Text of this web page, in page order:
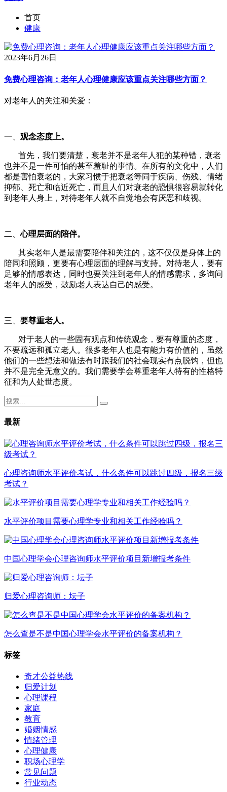
首页
健康
2023年6月26日
免费心理咨询：老年人心理健康应该重点关注哪些方面？
对老年人的关注和关爱：
一、 观念态度上。
首先，我们要清楚，衰老并不是老年人犯的某种错，衰老
也并不是一件可怕的甚至羞耻的事情。在所有的文化中，人们
都是害怕衰老的，大家习惯于把衰老等同于疾病、伤残、情绪
抑郁、死亡和临近死亡，而且人们对衰老的恐惧很容易就转化
到老年人身上，对待老年人就不自觉地会有厌恶和歧视。
二、心理层面的陪伴。
其实老年人是最需要陪伴和关注的，这不仅仅是身体上的
陪同和照顾，更要有心理层面的理解与支持。对待老人，要有
足够的情感表达，同时也要关注到老年人的情感需求，多询问
老年人的感受，鼓励老人表达自己的感受。
三、 要尊重老人。
对于老人的一些固有观点和传统观念，要有尊重的态度，
不要疏远和孤立老人。很多老年人也是有能力有价值的，虽然
他们的一些想法和做法有时跟我们的社会现实有点脱钩，但也
并不是完全无意义的。我们需要学会尊重老年人特有的性格特
征和为人处世态度。
最新
心理咨询师水平评价考试，什么条件可以跳过四级，报名三级
考试？
水平评价项目需要心理学专业和相关工作经验吗？
中国心理学会心理咨询师水平评价项目新增报考条件
归爱心理咨询师：坛子
怎么查是不是中国心理学会水平评价的备案机构？
标签
奇才公益热线
归爱计划
心理课程
家庭
教育
婚姻情感
情绪管理
心理健康
职场心理学
常见问题
行业动态